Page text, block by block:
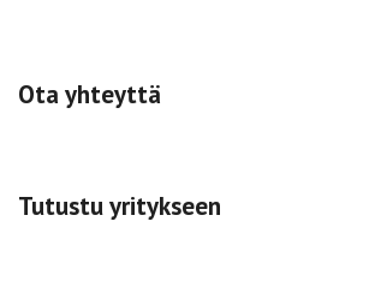
Ota yhteyttä
Tutustu yritykseen